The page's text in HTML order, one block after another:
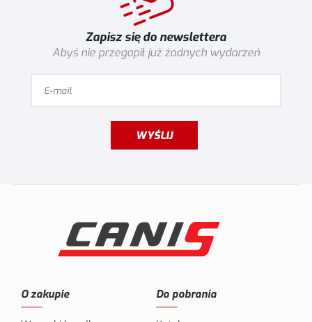
Zapisz się do newslettera
Abyś nie przegapił już żadnych wydarzeń
WYŚLIJ
O zakupie Do pobrania